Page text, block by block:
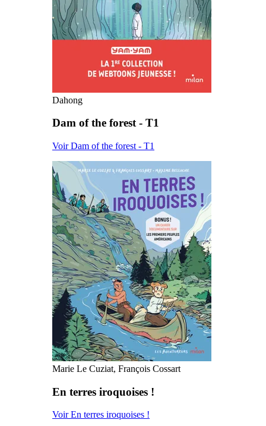
Dahong
Dam of the forest - T1
Voir Dam of the forest - T1
Marie Le Cuziat, François Cossart
En terres iroquoises !
Voir En terres iroquoises !